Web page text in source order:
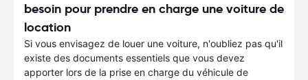
besoin pour prendre en charge une voiture de
location
Si vous envisagez de louer une voiture, n'oubliez pas qu'il
existe des documents essentiels que vous devez
apporter lors de la prise en charge du véhicule de